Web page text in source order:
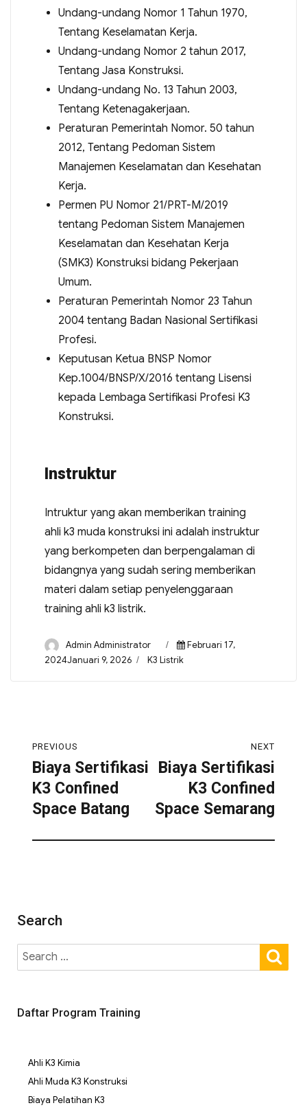
Undang-undang Nomor 1 Tahun 1970,
Tentang Keselamatan Kerja.
Undang-undang Nomor 2 tahun 2017,
Tentang Jasa Konstruksi.
Undang-undang No. 13 Tahun 2003,
Tentang Ketenagakerjaan.
Peraturan Pemerintah Nomor. 50 tahun
2012, Tentang Pedoman Sistem
Manajemen Keselamatan dan Kesehatan
Kerja.
Permen PU Nomor 21/PRT-M/2019
tentang Pedoman Sistem Manajemen
Keselamatan dan Kesehatan Kerja
(SMK3) Konstruksi bidang Pekerjaan
Umum.
Peraturan Pemerintah Nomor 23 Tahun
2004 tentang Badan Nasional Sertifikasi
Profesi.
Keputusan Ketua BNSP Nomor
Kep.1004/BNSP/X/2016 tentang Lisensi
kepada Lembaga Sertifikasi Profesi K3
Konstruksi.
Instruktur
Intruktur yang akan memberikan training
ahli k3 muda konstruksi ini adalah instruktur
yang berkompeten dan berpengalaman di
bidangnya yang sudah sering memberikan
materi dalam setiap penyelenggaraan
training ahli k3 listrik.
Admin Administrator
Februari 17,
2024Januari 9, 2026
K3 Listrik
PREVIOUS
Biaya Sertifikasi
K3 Confined
Space Batang
NEXT
Biaya Sertifikasi
K3 Confined
Space Semarang
Search
Daftar Program Training
Ahli K3 Kimia
Ahli Muda K3 Konstruksi
Biaya Pelatihan K3